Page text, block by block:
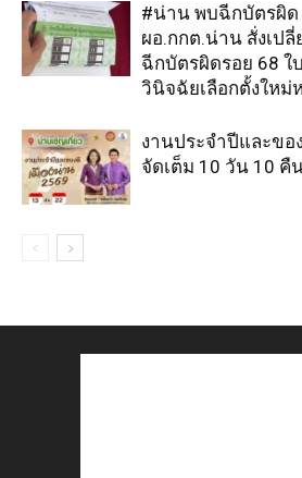
#น่าน พบฉีกบัตรผิด
ผอ.กกต.น่าน สั่งเป
ฉีกบัตรผิดรอย 68 ใ
วินิจฉัยเลือกตั้งใหม่
งานประจำปีและขอ
จัดเต็ม 10 วัน 10 คื